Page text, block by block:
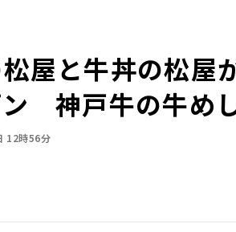
屋と牛丼の松屋
ン 神戸牛の牛め
12時56分